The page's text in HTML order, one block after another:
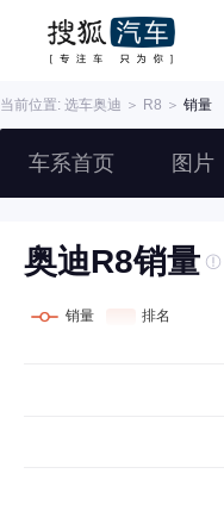
当前位置: 选车奥迪 ＞ R8 ＞ 销量
车系首页 图片
奥迪R8销量